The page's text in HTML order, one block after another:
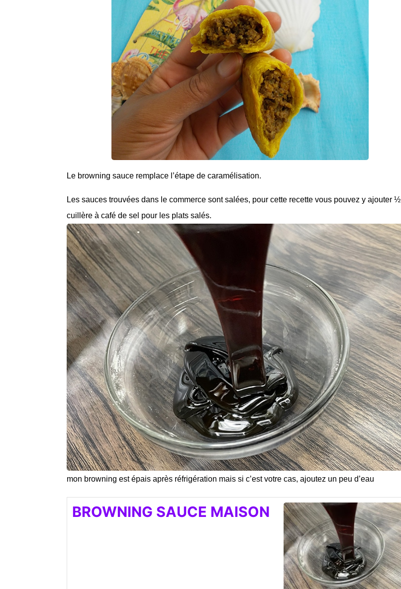
Le browning sauce remplace l’étape de caramélisation.
Les sauces trouvées dans le commerce sont salées, pour cette recette vous pouvez y ajouter ½
cuillère à café de sel pour les plats salés.
mon browning est épais après réfrigération mais si c’est votre cas, ajoutez un peu d’eau
BROWNING SAUCE MAISON